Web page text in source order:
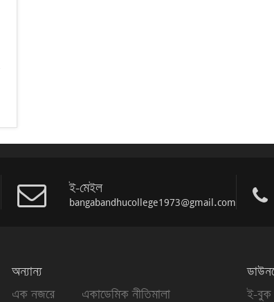
ই-মেইল
bangabandhucollege1973@gmail.com
অন্যান্য
এক নজরে
একাডেমিক নীতিমালা
ই-বুক